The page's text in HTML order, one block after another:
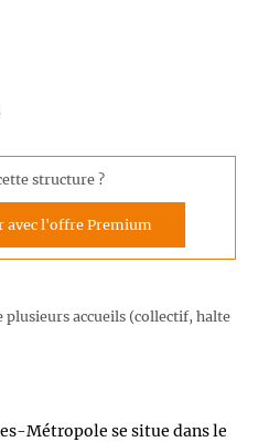
structure ?
avec l'offre Premium
plusieurs accueils (collectif, halte
Métropole se situe dans le